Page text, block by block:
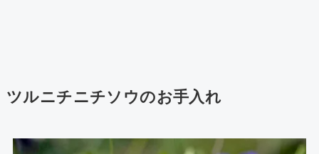
ツルニチニチソウのお手入れ